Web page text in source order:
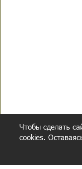
Чтобы сделать
cookies.